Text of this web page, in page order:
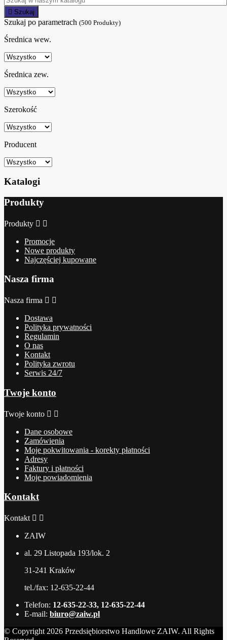
 Szukaj
Szukaj po parametrach (500 Produkty)
Średnica wew.
Średnica zew.
Szerokość
Producent
Katalogi
Produkty
Produkty  
Promocje
Nowe produkty
Najczęściej kupowane
Nasza firma
Nasza firma  
Dostawa
Polityka prywatności
Regulamin
O nas
Kontakt
Polityka zwrotu
Serwis 24/7
Twoje konto
Twoje konto  
Dane osobowe
Zamówienia
Moje pokwitowania - korekty płatności
Adresy
Faktury i płatności
Moje powiadomienia
Kontakt
Kontakt  
ZAIW
al. 29 Listopada 193/lok. 2
31-241 Kraków
tel./fax: 12-635-22-44
Telefon: 12-635-22-33, 12-635-22-44
E-mail: biuro@zaiw.pl
© Copyright 2026 Przedsiębiorstwo Handlowe ZAIW. All Rights